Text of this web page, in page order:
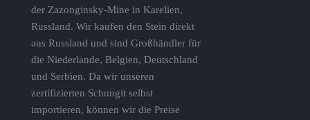
der Zazonginsky-Mine in Karelien,
Russland. Wir kaufen den Stein direkt
aus Russland und sind Großhändler für
die Niederlande, Belgien, Deutschland
und Serbien. Da wir unseren
zertifizierten Schungit selbst
importieren, können wir die Preise